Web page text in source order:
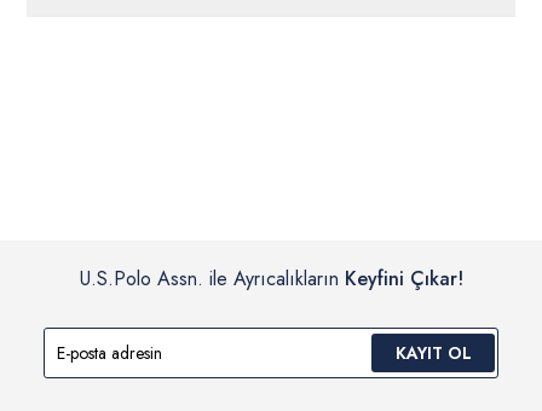
U.S.Polo Assn. ile Ayrıcalıkların Keyfini Çıkar!
KAYIT OL